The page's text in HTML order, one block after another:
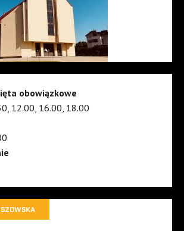
obowiązkowe
12.00, 16.00, 18.00